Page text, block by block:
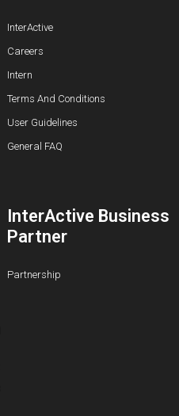
InterActive
Careers
Intern
Terms And Conditions
User Guidelines
General FAQ
InterActive Business
Partner
Partnership